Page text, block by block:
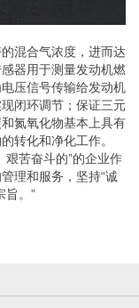
混合气浓度，进而达
器用于测量发动机燃
压信号传输给发动机
闭环调节；保证三元
氮氧化物基本上具有
转化和净化工作。
艰苦奋斗的”的企业作
理和服务，坚持“诚
旨。”